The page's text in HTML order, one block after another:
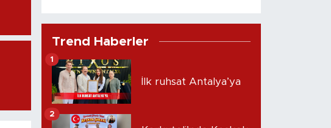
Trend Haberler
İlk ruhsat Antalya’ya
1
2